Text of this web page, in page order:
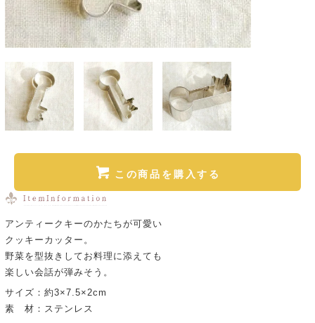
この商品を購入する
アンティークキーのかたちが可愛い
クッキーカッター。
野菜を型抜きしてお料理に添えても
楽しい会話が弾みそう。
サイズ：約3×7.5×2cm
素 材：ステンレス